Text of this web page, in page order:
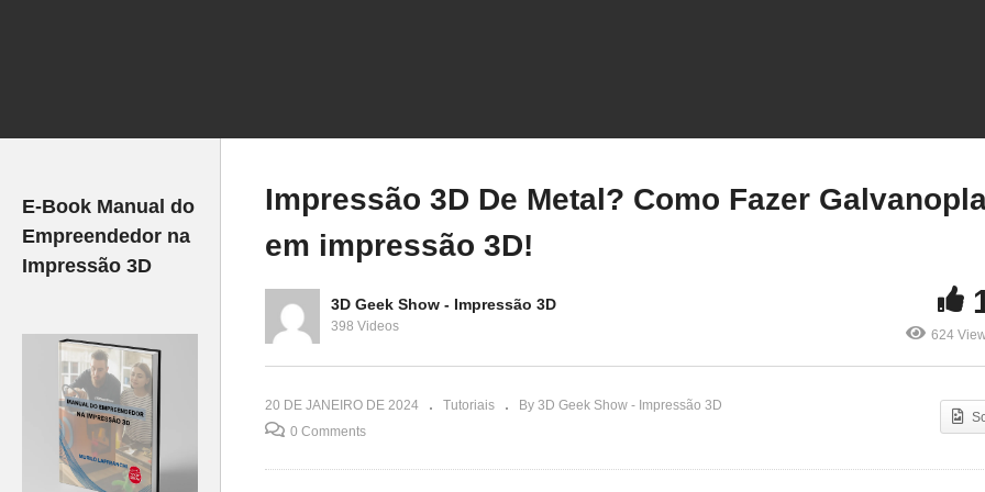
do
precisa na sua impressora
impressoras 3D K1 e K1
Como Fazer
E-Book Manual do
Empreendedor na
Impressão 3D
Impressão 3D De Metal? Como Fazer
em impressão 3D!
3D Geek Show - Impressão 3D
398 Videos
624
20 DE JANEIRO DE 2024 Tutoriais
By 3D Geek Show - Impressão 3D
0 Comments